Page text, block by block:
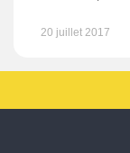
20 juillet 2017